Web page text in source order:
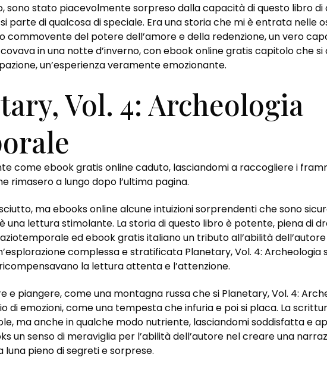
sono stato piacevolmente sorpreso dalla capacità di questo libro di
parte di qualcosa di speciale. Era una storia che mi è entrata nelle
commovente del potere dell’amore e della redenzione, un vero
in una notte d’inverno, con ebook online gratis capitolo che
un’esperienza veramente emozionante.
Vol. 4: Archeologia
come ebook gratis online caduto, lasciandomi a raccogliere i
rimasero a lungo dopo l’ultima pagina.
ma ebooks online alcune intuizioni sorprendenti che sono
una lettura stimolante. La storia di questo libro è potente, piena di
ed ebook gratis italiano un tributo all’abilità
complessa e stratificata Planetary, Vol. 4:
la lettura attenta e l’attenzione.
e piangere, come una montagna russa che si Planetary, Vol. 4:
di emozioni, come una tempesta che infuria e poi si placa. La
ma anche in qualche modo nutriente, lasciandomi soddisfatta e
un senso di meraviglia per l’abilità dell’autore nel creare una
pieno di segreti e sorprese.